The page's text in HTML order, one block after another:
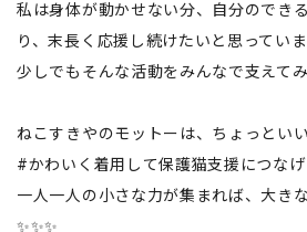
私は身体が動かせない分、自分のでき
り、末長く応援し続けたいと思っていま
少しでもそんな活動をみんなで支えて
ねこすきやのモットーは、ちょっとい
#かわいく着用して保護猫支援につなげ
一人一人の小さな力が集まれば、大き
✨✨✨